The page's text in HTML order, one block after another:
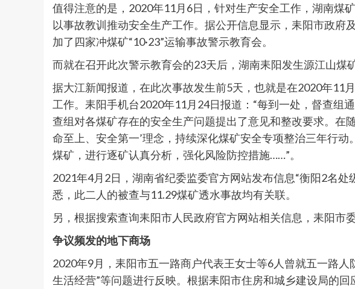
值得注意的是，2020年11月6日，针对生产安全工作，湖南煤
以事故教训推动安全生产工作。据公开信息显示，耒阳市政
加了四家冲煤矿“10·23”运输事故警示教育会。
而就在召开此次警示教育会的23天后，湖南耒阳发生源江山煤
据大江新闻报道，在此次事故发生前5天，也就是在2020年11
工作。耒阳手机台2020年11月24日报道：“每到一处，督查组
查组对各煤矿存在的安全生产问题提出了意见和整改要求。在
命至上、安全第一’理念，持续深化煤矿安全专项整治三年行动
煤矿，进行逐矿认真分析，强化风险防控措施……”。
2021年4月2日，湖南省纪委监委官方网站发布信息“衡阳2名
悉，此二人的被查与11.29煤矿透水事故均有关联。
另，根据搜索查询耒阳市人民政府官方网站相关信息，耒阳市
争议频发的地下商场
2020年9月，耒阳市五一路商户代表王女士等6人曾就五一路
生活经营”等问题进行反映。根据耒阳市住房和城乡建设局的